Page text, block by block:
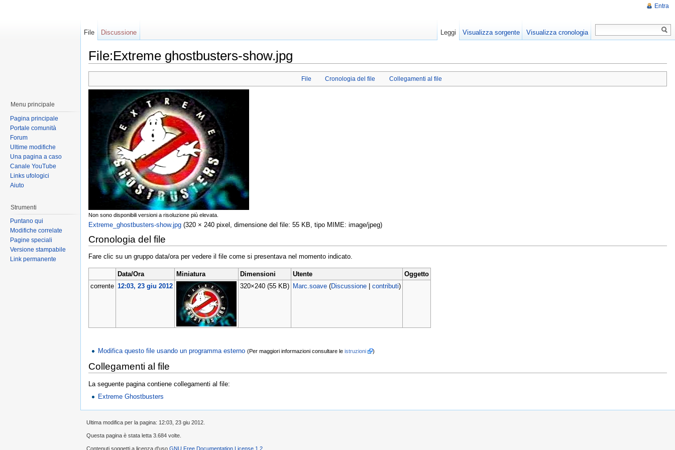
File:Extreme ghostbusters-show.jpg
File Cronologia del file Collegamenti al file
Non sono disponibili versioni a risoluzione più elevata.
Extreme_ghostbusters-show.jpg ‎ (320 × 240 pixel, dimensione del file: 55 KB, tipo MIME: image/jpeg)
Cronologia del file
Fare clic su un gruppo data/ora per vedere il file come si presentava nel momento indicato.
Data/Ora Miniatura Dimensioni Utente
Oggetto
corrente 12:03, 23 giu 2012 320×240 (55 KB) Marc.soave (Discussione| contributi)
Modifica questo file usando un programma esterno (Per maggiori informazioni consultare leistruzioni )
Collegamenti al file
La seguente pagina contiene collegamenti al file:
Extreme Ghostbusters
Entra
File Discussione Leggi Visualizza sorgente Visualizza cronologia
Menu principale
Pagina principale
Portale comunità
Forum
Ultime modifiche
Una pagina a caso
Canale YouTube
Links ufologici
Aiuto
Strumenti
Puntano qui
Modifiche correlate
Pagine speciali
Versione stampabile
Link permanente
Ultima modifica per la pagina: 12:03, 23 giu 2012.
Questa pagina è stata letta 3.684 volte.
Contenuti soggetti a licenza d'uso GNU Free Documentation License 1.2